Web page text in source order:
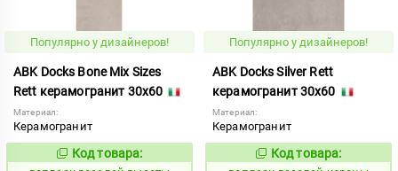
Популярно у дизайнеров!
ABK Docks Bone Mix Sizes
Rett керамогранит 30x60
Материал:
Керамогранит
235507
Код товара:
Популярно у дизайнеров!
ABK Docks Silver Rett
керамогранит 30x60
Материал:
Керамогранит
235538
Код товара: